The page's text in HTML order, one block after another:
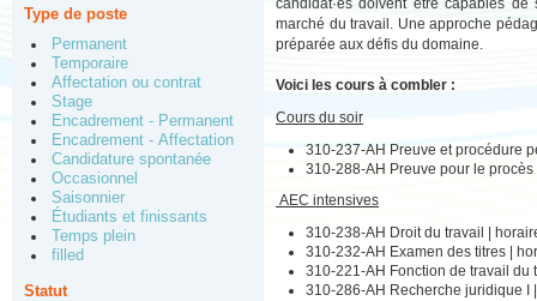
Type de poste
Permanent
Temporaire
Affectation ou contrat
Stage
Encadrement - Permanent
Encadrement - Affectation
Candidature spontanée
Occasionnel
Saisonnier
Étudiants et finissants
Temps plein
filled
Statut
marché du travail. Une approche
préparée aux défis du domaine.
Voici les cours à combler :
Cours du soir
310-237-AH Preuve et procédure
310-288-AH Preuve pour le
AEC intensives
310-238-AH Droit du travail |
310-232-AH Examen des titres |
310-221-AH Fonction de travail
310-286-AH Recherche juridique I